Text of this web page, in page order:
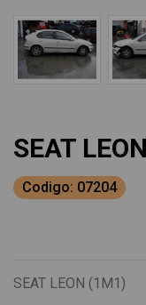
SEAT
Codigo: 07204
SEAT LEON (1M1)